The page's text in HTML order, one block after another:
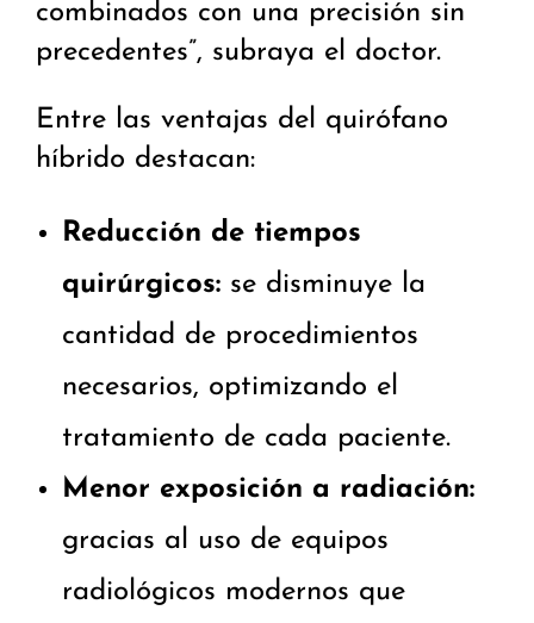
combinados con una precisión sin
precedentes”, subraya el doctor.
Entre las ventajas del quirófano
híbrido destacan:
Reducción de tiempos
quirúrgicos: se disminuye la
cantidad de procedimientos
necesarios, optimizando el
tratamiento de cada paciente.
Menor exposición a radiación:
gracias al uso de equipos
radiológicos modernos que